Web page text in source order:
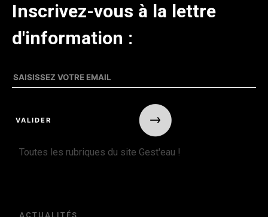
Inscrivez-vous à la lettre
d'information :
Toutes les rubriques du site Gest'eau !
ACTUALITÉS